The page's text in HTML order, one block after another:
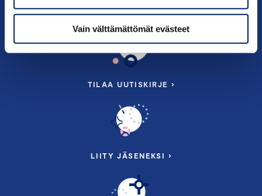
Vain välttämättömät evästeet
TILAA UUTISKIRJE ›
LIITY JÄSENEKSI ›